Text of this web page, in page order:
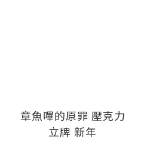
章魚嗶的原罪 壓克力
立牌 新年